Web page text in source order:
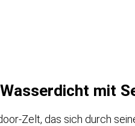
mit
Zelt, das sich durch